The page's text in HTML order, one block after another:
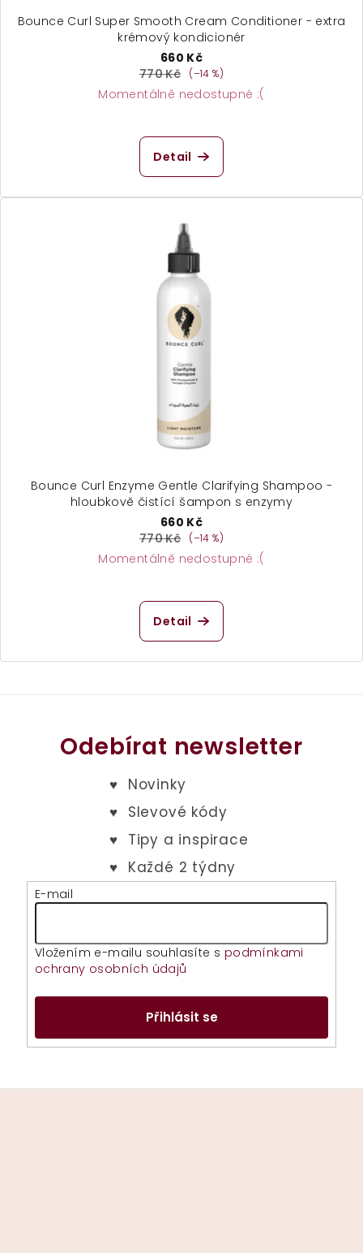
Bounce Curl Super Smooth Cream Conditioner - extra
krémový kondicionér
660 Kč
770 Kč
(–14 %)
Momentálně nedostupné :(
hodnocení
produktu
z
hvězdiček.
Detail
Bounce Curl Enzyme Gentle Clarifying Shampoo -
hloubkově čistící šampon s enzymy
660 Kč
770 Kč
(–14 %)
Momentálně nedostupné :(
hodnocení
produktu
z
Detail
Odebírat newsletter
E-mail
Vložením e-mailu souhlasíte s podmínkami
ochrany osobních údajů
Přihlásit se